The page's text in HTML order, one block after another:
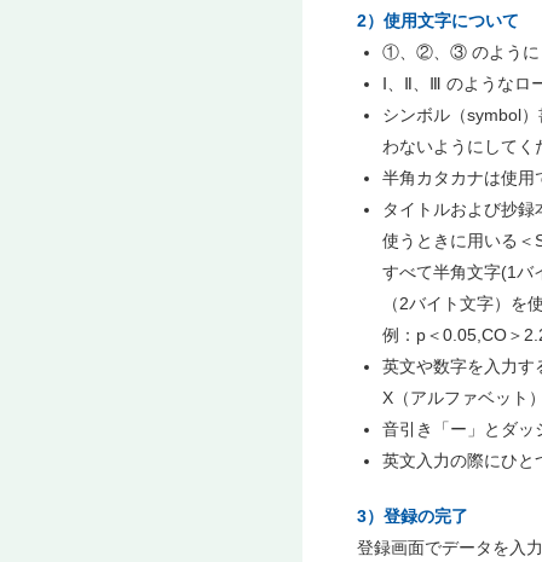
2）使用文字について
①、②、③ のように
Ⅰ、Ⅱ、Ⅲ のようなロ
シンボル（symbol
わないようにして
半角カタカナは使用
タイトルおよび抄
使うときに用いる＜
すべて半角文字(1
（2バイト文字）を
例：p＜0.05,CO＞
英文や数字を入力す
X（アルファベット
音引き「ー」とダ
英文入力の際にひと
3）登録の完了
登録画面でデータを入